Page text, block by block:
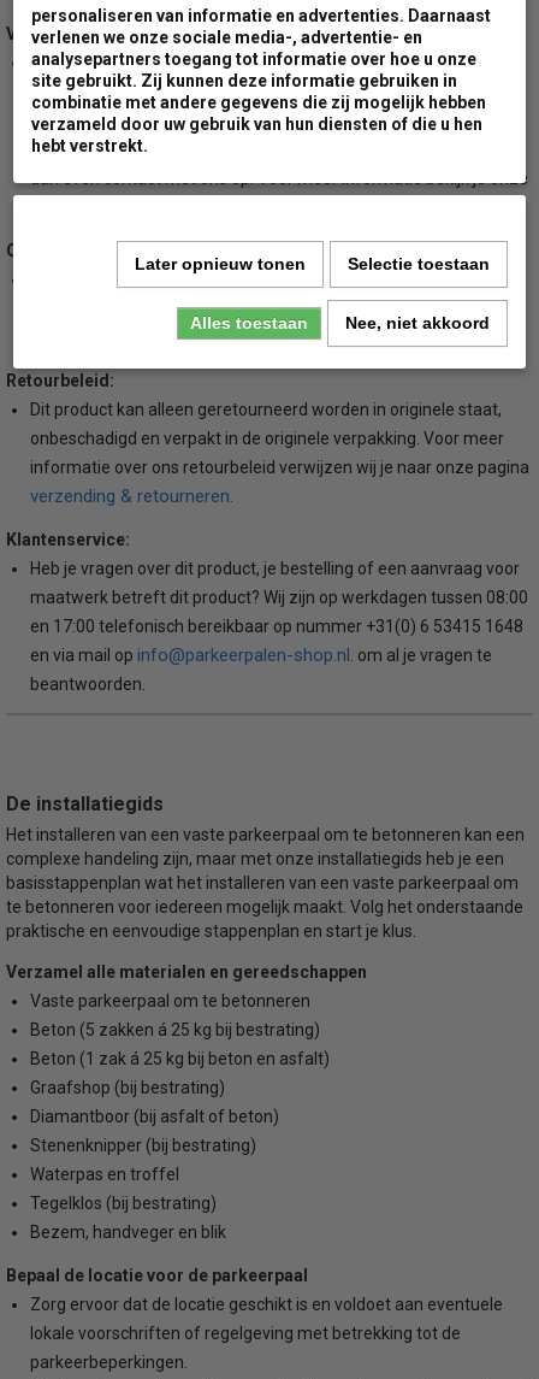
Verzendkosten:
Wij rekenen minimale verzendkosten voor ons gehele
assortiment. Voor leveringen naar een van de Nederlandse
waddeneilanden zullen wij een extra toeslag berekenen. Wil je de
hoogte van deze toeslag weten voordat je gaat bestellen, neem
dan even contact met ons op. Voor meer informatie bekijk je onze
Opvolging:
Bij zowel levering door DPD koerriersdiensten of door groot pallet
transport, krijg je van ons tijdig bericht met eventuele beschikbare
tracking codes om je bestelling te kunnen volgen.
Retourbeleid:
Dit product kan alleen geretourneerd worden in originele staat,
onbeschadigd en verpakt in de originele verpakking. Voor meer
informatie over ons retourbeleid verwijzen wij je naar onze pagina
verzending & retourneren.
Klantenservice:
Heb je vragen over dit product, je bestelling of een aanvraag voor
maatwerk betreft dit product? Wij zijn op werkdagen tussen 08:00
en 17:00 telefonisch bereikbaar op nummer +31(0) 6 53415 1648
en via mail op info@parkeerpalen-shop.nl . om al je vragen te
beantwoorden.
De installatiegids
Het installeren van een vaste parkeerpaal om te betonneren kan een
complexe handeling zijn, maar met onze installatiegids heb je een
basisstappenplan wat het installeren van een vaste parkeerpaal om
te betonneren voor iedereen mogelijk maakt. Volg het onderstaande
praktische en eenvoudige stappenplan en start je klus.
Verzamel alle materialen en gereedschappen
Vaste parkeerpaal om te betonneren
Beton (5 zakken á 25 kg bij bestrating)
Beton (1 zak á 25 kg bij beton en asfalt)
Graafshop (bij bestrating)
Diamantboor (bij asfalt of beton)
Stenenknipper (bij bestrating)
Waterpas en troffel
Tegelklos (bij bestrating)
Bezem, handveger en blik
Bepaal de locatie voor de parkeerpaal
Zorg ervoor dat de locatie geschikt is en voldoet aan eventuele
lokale voorschriften of regelgeving met betrekking tot de
parkeerbeperkingen.
personaliseren van informatie en advertenties. Daarnaast
verlenen we onze sociale media-, advertentie- en
analysepartners toegang tot informatie over hoe u onze
site gebruikt. Zij kunnen deze informatie gebruiken in
combinatie met andere gegevens die zij mogelijk hebben
verzameld door uw gebruik van hun diensten of die u hen
hebt verstrekt.
Later opnieuw tonen Selectie toestaan
Alles toestaan Nee, niet akkoord